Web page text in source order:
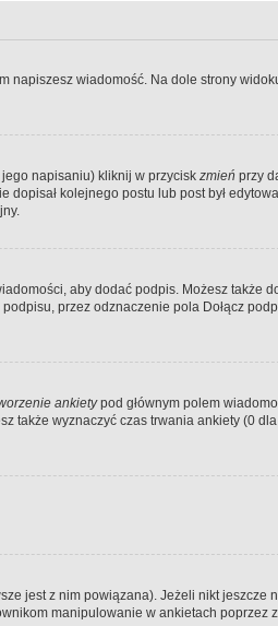
napiszesz wiadomość. Na dole strony
napisaniu) kliknij w przycisk zmień przy
kolejnego postu lub post był
aby dodać podpis. Możesz także
przez odznaczenie pola Dołącz
ankietypod głównym polem
także wyznaczyć czas trwania ankiety (0
jest z nim powiązana). Jeżeli nikt jeszcze
manipulowanie w ankietach poprzez